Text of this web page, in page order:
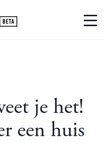
je het!
een huis